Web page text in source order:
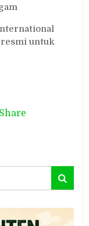
resmi untuk
Messenger
Share
Search